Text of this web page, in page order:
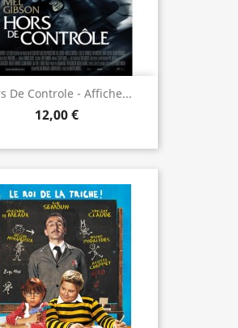
De Controle - Affiche...
12,00 €